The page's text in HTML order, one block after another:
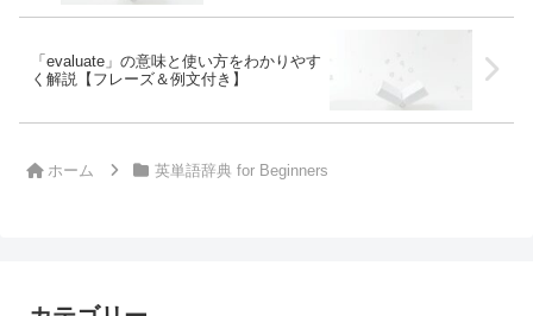
「evaluate」の意味と使い方をわかりやす
く解説【フレーズ＆例文付き】
ホーム 英単語辞典 for Beginners